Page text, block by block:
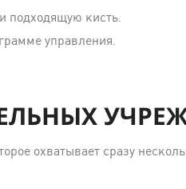
подходящую кисть.
управления.
охватывает сразу